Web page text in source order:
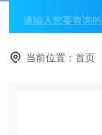
当前位置：首页